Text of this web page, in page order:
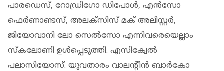
പാരഡെസ്, റോഡ്രിഗോ ഡിപോൾ, എൻസോ
ഫെർണാണ്ടസ്, അലക്‌സിസ് മക് അലിസ്റ്റർ,
ജിയോവാനി ലോ സെൽസോ എന്നിവരെയെല്ലാം
സ്‌കലോണി ഉൾപ്പെടുത്തി. എസിക്വേൽ
പലാസിയോസ്. യുവതാരം വാലന്റീൻ ബാർകോ